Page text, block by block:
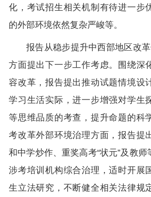
化，考试招生相关机制有待进一步
的外部环境依然复杂严峻等。
报告从稳步提升中西部地区改
方面提出下一步工作考虑。围绕深
容改革，报告提出推动试题情境设
学习生活实际，进一步增强对学生
等思维品质的考查，提升命题的科
考改革外部环境治理方面，报告提
和中学炒作、重奖高考“状元”及教
涉考培训机构综合治理，适时开展
生立法研究，不断健全相关法律规